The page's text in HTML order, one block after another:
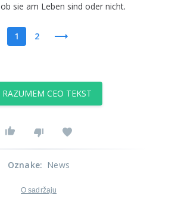
ob sie am Leben sind oder nicht.
1 2
RAZUMEM CEO TEKST
Oznake: News
O sadržaju